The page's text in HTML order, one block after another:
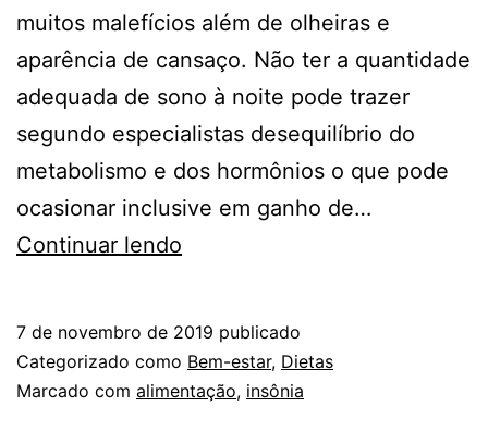
muitos malefícios além de olheiras e
aparência de cansaço. Não ter a quantidade
adequada de sono à noite pode trazer
segundo especialistas desequilíbrio do
metabolismo e dos hormônios o que pode
ocasionar inclusive em ganho de…
Continuar lendo
a
insônia
7 de novembro de 2019 publicado
Categorizado como Bem-estar, Dietas
Marcado com alimentação, insônia